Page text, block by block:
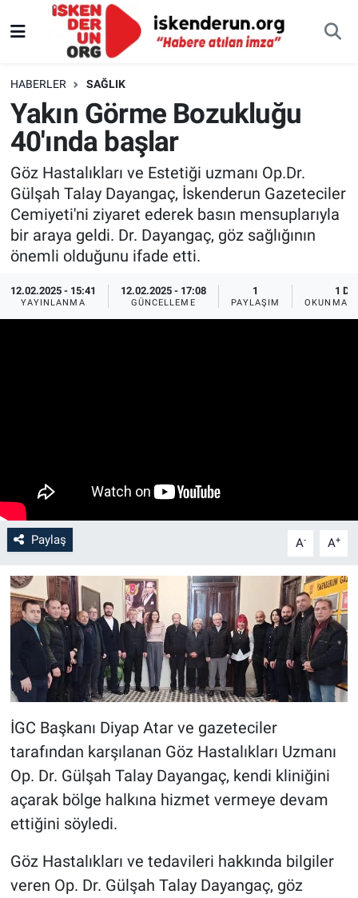
HABERLER SAĞLIK
Yakın Görme Bozukluğu
40'ında başlar
Göz Hastalıkları ve Estetiği uzmanı Op.Dr.
Gülşah Talay Dayangaç, İskenderun Gazeteciler
Cemiyeti'ni ziyaret ederek basın mensuplarıyla
bir araya geldi. Dr. Dayangaç, göz sağlığının
önemli olduğunu ifade etti.
12.02.2025 - 15:41
YAYINLANMA
12.02.2025 - 17:08
GÜNCELLEME
1
PAYLAŞIM
1 DK
OKUNMA
Paylaş A- A+
İGC Başkanı Diyap Atar ve gazeteciler
tarafından karşılanan Göz Hastalıkları Uzmanı
Op. Dr. Gülşah Talay Dayangaç, kendi kliniğini
açarak bölge halkına hizmet vermeye devam
ettiğini söyledi.
Göz Hastalıkları ve tedavileri hakkında bilgiler
veren Op. Dr. Gülşah Talay Dayangaç, göz